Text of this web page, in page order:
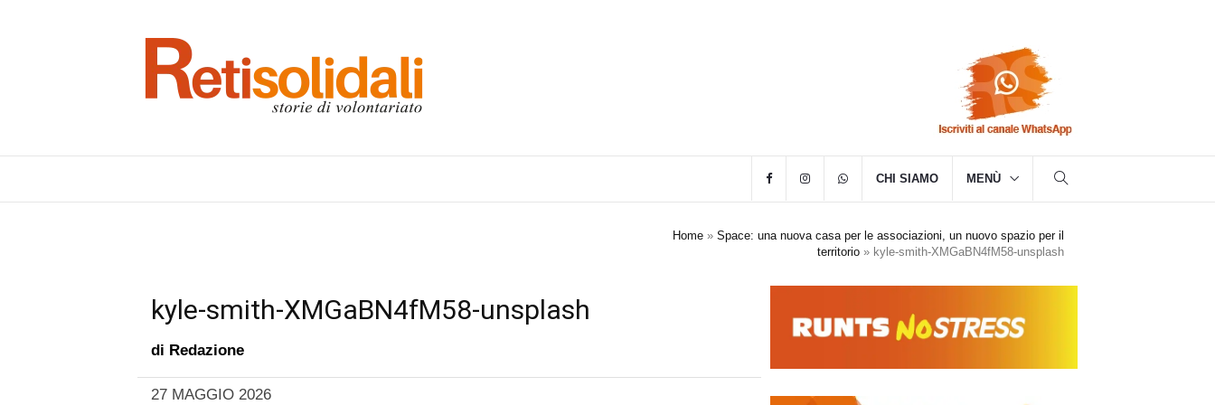
CHI SIAMO MENÙ
Home » Space: una nuova casa per le associazioni, un nuovo spazio per il
territorio » kyle-smith-XMGaBN4fM58-unsplash
kyle-smith-XMGaBN4fM58-unsplash
di Redazione
27 MAGGIO 2026